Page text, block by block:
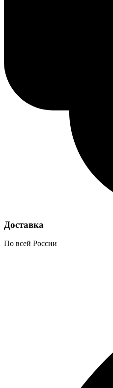
Доставка
По всей России